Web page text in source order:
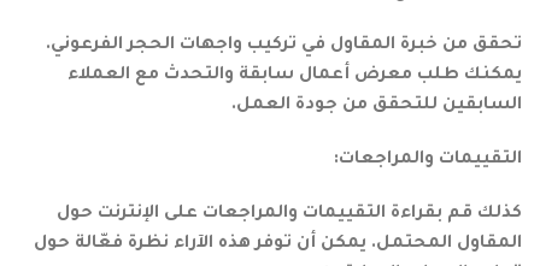
تحقق من خبرة المقاول في تركيب واجهات الحجر الفرعوني.
يمكنك طلب معرض أعمال سابقة والتحدث مع العملاء
السابقين للتحقق من جودة العمل.
التقييمات والمراجعات:
كذلك قم بقراءة التقييمات والمراجعات على الإنترنت حول
المقاول المحتمل. يمكن أن توفر هذه الآراء نظرة فعّالة حول